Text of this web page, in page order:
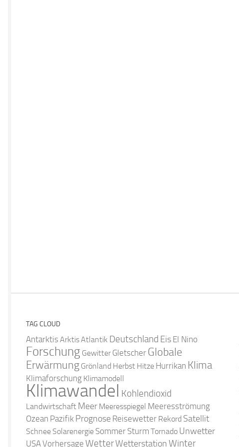
TAG CLOUD
Antarktis Arktis Atlantik Deutschland Eis El Nino
Forschung Gewitter Gletscher Globale
Erwärmung Grönland Herbst Hitze Hurrikan Klima
Klimaforschung Klimamodell
Klimawandel Kohlendioxid
Landwirtschaft Meer Meeresspiegel Meeresströmung
Ozean Pazifik Prognose Reisewetter Rekord Satellit
Schnee Solarenergie Sommer Sturm Tornado Unwetter
USAVorhersage WetterWetterstationWinter